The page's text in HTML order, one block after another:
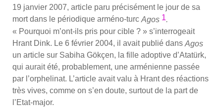
19 jan­vier 2007, article paru pré­ci­sé­ment le jour de sa
mort dans le pério­dique armé­no-turc Agos 1.
« Pour­quoi m’ont-ils pris pour cible ? » s’in­ter­ro­geait
Hrant Dink. Le 6 février 2004, il avait publié dans Agos
un article sur Sabi­ha Gök­çen, la fille adop­tive d’A­tatürk,
qui aurait été, pro­ba­ble­ment, une armé­nienne pas­sée
par l’or­phe­li­nat. L’ar­ticle avait valu à Hrant des réac­tions
très vives, comme on s’en doute, sur­tout de la part de
l’E­tat-major.